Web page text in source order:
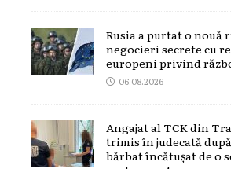
Rusia a purtat o nouă
negocieri secrete cu
europeni privind
06.08.2026
Angajat al TCK din
trimis în judecată
bărbat încătușat de o